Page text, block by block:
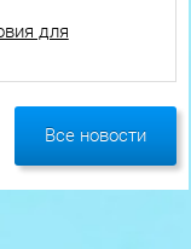
для
Все новости